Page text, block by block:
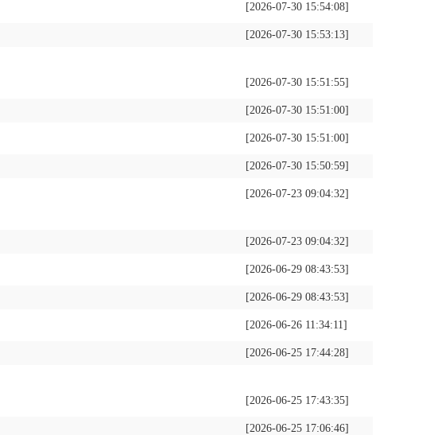
[2026-07-30 15:54:08]
[2026-07-30 15:53:13]
[2026-07-30 15:51:55]
[2026-07-30 15:51:00]
[2026-07-30 15:51:00]
[2026-07-30 15:50:59]
[2026-07-23 09:04:32]
[2026-07-23 09:04:32]
[2026-06-29 08:43:53]
[2026-06-29 08:43:53]
[2026-06-26 11:34:11]
[2026-06-25 17:44:28]
[2026-06-25 17:43:35]
[2026-06-25 17:06:46]